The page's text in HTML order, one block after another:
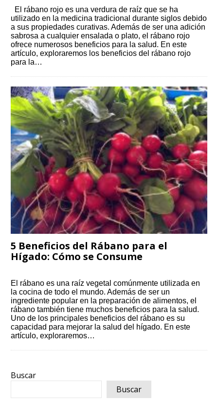
El rábano rojo es una verdura de raíz que se ha
utilizado en la medicina tradicional durante siglos debido
a sus propiedades curativas. Además de ser una adición
sabrosa a cualquier ensalada o plato, el rábano rojo
ofrece numerosos beneficios para la salud. En este
artículo, exploraremos los beneficios del rábano rojo
para la…
5 Beneficios del Rábano para el
Hígado: Cómo se Consume
El rábano es una raíz vegetal comúnmente utilizada en
la cocina de todo el mundo. Además de ser un
ingrediente popular en la preparación de alimentos, el
rábano también tiene muchos beneficios para la salud.
Uno de los principales beneficios del rábano es su
capacidad para mejorar la salud del hígado. En este
artículo, exploraremos…
Buscar
Buscar